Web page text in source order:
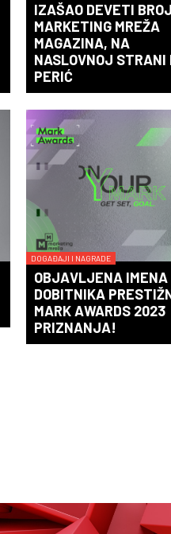
IZAŠAO DEVETI BROJ
MARKETING MREŽA
MAGAZINA, NA
NASLOVNOJ STRANI
PERIĆ
DOGAĐAJI I NAGRADE
OBJAVLJENA IMENA
DOBITNIKA
MARK AWARDS 2023
PRIZNANJA!